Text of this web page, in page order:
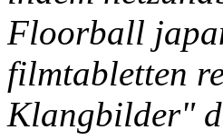
Floorball
filmtabletten
Klangbilder"